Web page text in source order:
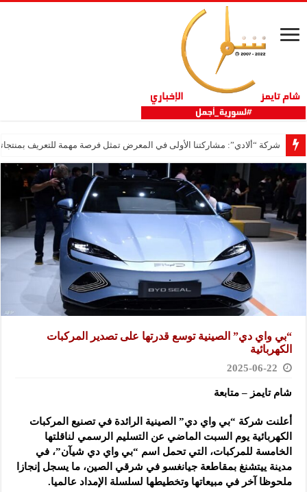
شركة “ألادي”: مشاركتنا الأولى في المعرض تمثل فرصة مهمة للتعريف
“بي واي دي” الصينية توسع قدرتها على تصدير المركبات
الكهربائية
2025-06-22
شام تايمز – متابعة
أعلنت شركة “بي واي دي” الصينية الرائدة في تصنيع المركبات
الكهربائية يوم السبت الماضي عن التسليم الرسمي لناقلتها
الخامسة للمركبات، التي تحمل اسم “بي واي دي شيآن”، في
مدينة ييتشنغ بمقاطعة جيانغسو في شرقي الصين، ما يسجل إنجازا
ملحوظا آخر في مبيعاتها وتخطيطها لسلسلة الإمداد عالميا.